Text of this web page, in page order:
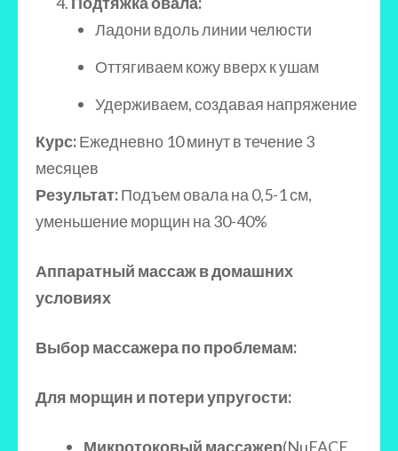
Ладони вдоль линии челюсти
Оттягиваем кожу вверх к ушам
Удерживаем, создавая напряжение
Курс:Ежедневно 10 минут в течение 3
месяцев
Результат:Подъем овала на 0,5-1 см,
уменьшение морщин на 30-40%
Аппаратный массаж в домашних
условиях
Выбор массажера по проблемам:
Для морщин и потери упругости:
Микротоковый массажер(NuFACE,